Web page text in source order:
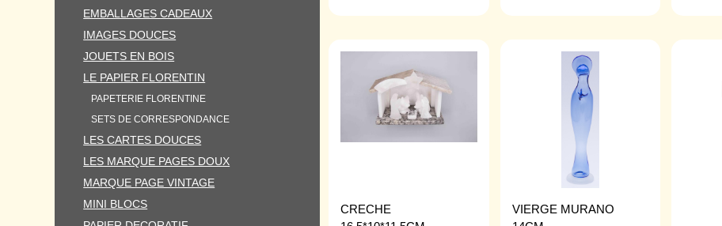
EMBALLAGES CADEAUX
IMAGES DOUCES
JOUETS EN BOIS
LE PAPIER FLORENTIN
PAPETERIE FLORENTINE
SETS DE CORRESPONDANCE
LES CARTES DOUCES
LES MARQUE PAGES DOUX
MARQUE PAGE VINTAGE
MINI BLOCS
CRECHE
VIERGE MURANO